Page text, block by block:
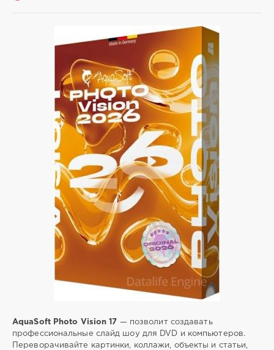
создать,
слайд
анимировать,
картинки
AquaSoft Photo Vision 17 — позволит создавать
профессиональные слайд шоу для DVD и компьютеров.
Переворачивайте картинки, коллажи, объекты и статьи,